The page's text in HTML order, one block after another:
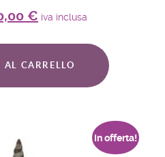
€ iva inclusa
AL CARRELLO
In offerta!